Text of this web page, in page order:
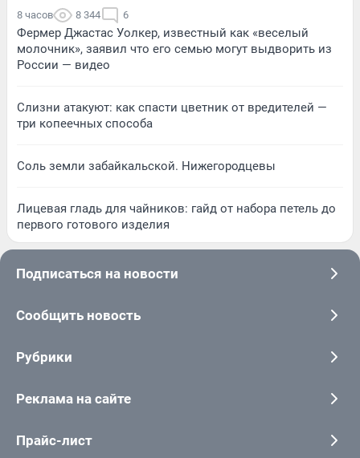
8 часов 8 344 6
Фермер Джастас Уолкер, известный как «веселый
молочник», заявил что его семью могут выдворить из
России — видео
Слизни атакуют: как спасти цветник от вредителей —
три копеечных способа
Соль земли забайкальской. Нижегородцевы
Лицевая гладь для чайников: гайд от набора петель до
первого готового изделия
Подписаться на новости
Сообщить новость
Рубрики
Реклама на сайте
Прайс-лист